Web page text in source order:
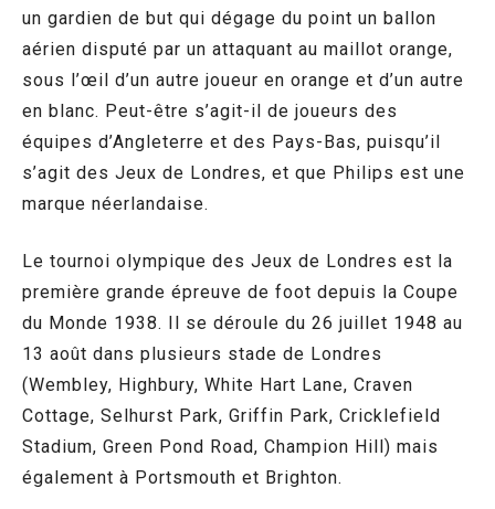
un gardien de but qui dégage du point un ballon
aérien disputé par un attaquant au maillot orange,
sous l’œil d’un autre joueur en orange et d’un autre
en blanc. Peut-être s’agit-il de joueurs des
équipes d’Angleterre et des Pays-Bas, puisqu’il
s’agit des Jeux de Londres, et que Philips est une
marque néerlandaise.
Le tournoi olympique des Jeux de Londres est la
première grande épreuve de foot depuis la Coupe
du Monde 1938. Il se déroule du 26 juillet 1948 au
13 août dans plusieurs stade de Londres
(Wembley, Highbury, White Hart Lane, Craven
Cottage, Selhurst Park, Griffin Park, Cricklefield
Stadium, Green Pond Road, Champion Hill) mais
également à Portsmouth et Brighton.